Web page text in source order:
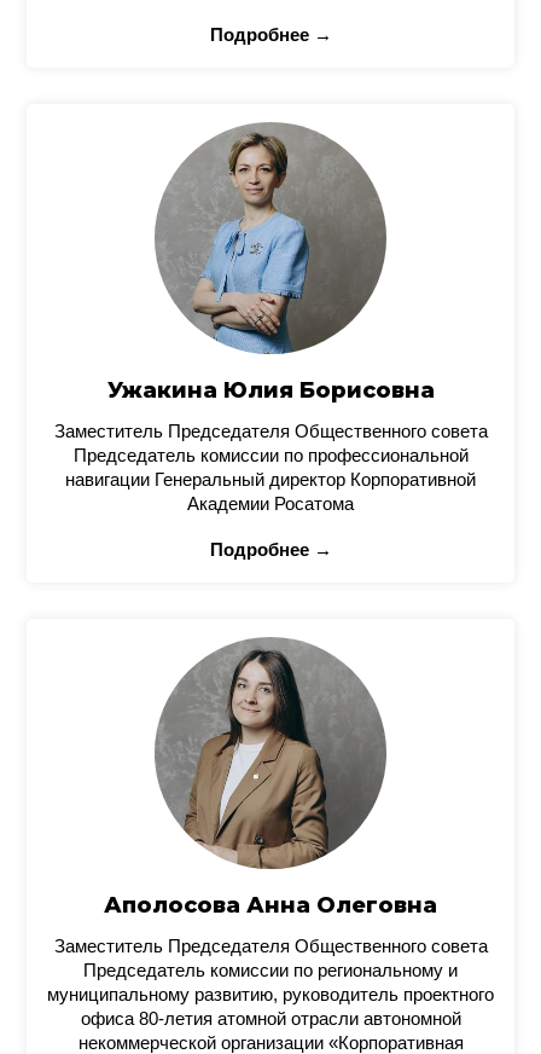
Подробнее →
Ужакина Юлия Борисовна
Заместитель Председателя Общественного совета
Председатель комиссии по профессиональной
навигации Генеральный директор Корпоративной
Академии Росатома
Подробнее →
Аполосова Анна Олеговна
Заместитель Председателя Общественного совета
Председатель комиссии по региональному и
муниципальному развитию, руководитель проектного
офиса 80-летия атомной отрасли автономной
некоммерческой организации «Корпоративная